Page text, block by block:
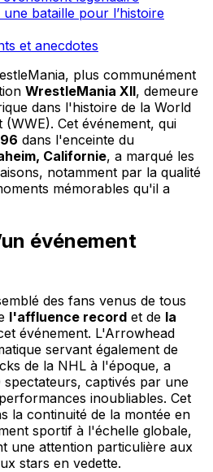
bataille pour l’histoire
et anecdotes
plus communément
WrestleMania XII, demeure
dans l'histoire de la World
Cet événement, qui
dans l'enceinte du
Californie, a marqué les
notamment par la qualité
mémorables qu'il a
événement
des fans venus de tous
l'affluence record et de la
événement. L'Arrowhead
servant également de
de la NHL à l'époque, a
captivés par une
inoubliables. Cet
la continuité de la montée en
sportif à l'échelle globale,
une attention particulière aux
stars en vedette.